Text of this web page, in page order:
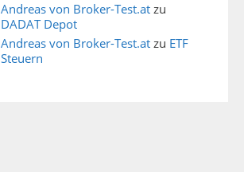
Andreas von Broker-Test.at zu
DADAT Depot
Andreas von Broker-Test.at zu ETF
Steuern